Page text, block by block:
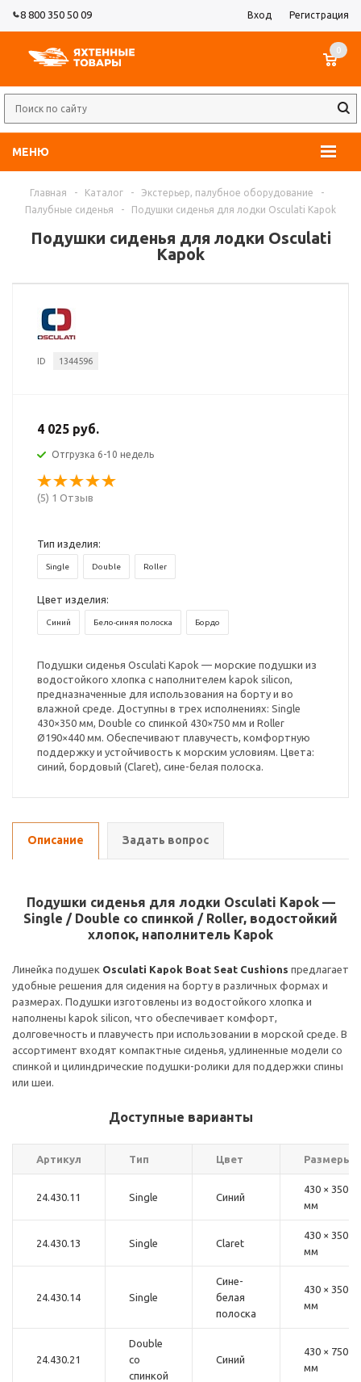
8 800 350 50 09 Вход Регистрация
МЕНЮ
0
Главная - Каталог - Экстерьер, палубное оборудование
-
Палубные сиденья
- Подушки сиденья для лодки Osculati Kapok
Подушки сиденья для лодки Osculati
Kapok
ID 1344596
4 025 руб.
Отгрузка 6-10 недель
(5) 1 Отзыв
Тип изделия:
Single Double Roller
Цвет изделия:
Синий Бело-синяя полоска Бордо
Подушки сиденья Osculati Kapok — морские подушки из
водостойкого хлопка с наполнителем kapok silicon,
предназначенные для использования на борту и во
влажной среде. Доступны в трех исполнениях: Single
430×350 мм, Double со спинкой 430×750 мм и Roller
Ø190×440 мм. Обеспечивают плавучесть, комфортную
поддержку и устойчивость к морским условиям. Цвета:
синий, бордовый (Claret), сине-белая полоска.
Описание Задать вопрос
Подушки сиденья для лодки Osculati Kapok —
Single / Double со спинкой / Roller, водостойкий
хлопок, наполнитель Kapok
Линейка подушек Osculati Kapok Boat Seat Cushions предлагает
удобные решения для сидения на борту в различных формах и
размерах. Подушки изготовлены из водостойкого хлопка и
наполнены kapok silicon, что обеспечивает комфорт,
долговечность и плавучесть при использовании в морской среде. В
ассортимент входят компактные сиденья, удлиненные модели со
спинкой и цилиндрические подушки-ролики для поддержки спины
или шеи.
Доступные варианты
Артикул Тип Цвет Размеры
24.430.11 Single Синий
430 × 350
мм
24.430.13 Single Claret
430 × 350
мм
24.430.14 Single
Сине-
белая
полоска
430 × 350
мм
24.430.21
Double
со
спинкой
Синий
430 × 750
мм